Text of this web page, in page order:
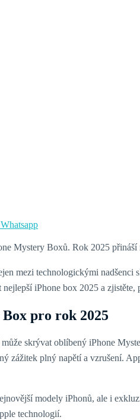
Mystery Boxů. Rok 2025
mezi technologickými
iPhone box 2025 a
pro rok 2025
skrývat oblíbený iPhone
zážitek plný napětí a vzrušení.
modely iPhonů, ale i
technologií.